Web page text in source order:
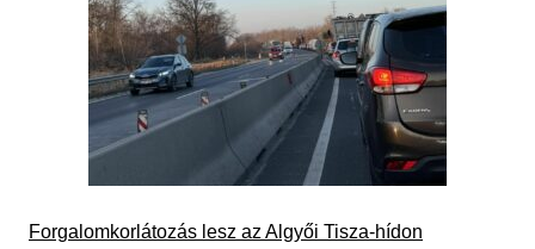
Forgalomkorlátozás lesz az Algyői Tisza-hídon